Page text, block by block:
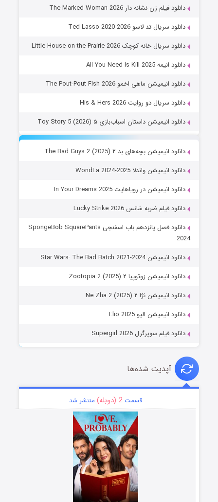
دانلود فیلم زن نشانه دار The Marked Woman 2026
دانلود سریال تد لاسو Ted Lasso 2020-2026
دانلود سریال خانه کوچک Little House on the Prairie 2026
دانلود انیمه All You Need Is Kill 2025
دانلود انیمیشن ماهی اخمو The Pout-Pout Fish 2026
دانلود سریال دو روایت His & Hers 2026
دانلود انیمیشن داستان اسباب‌بازی ۵ Toy Story 5 (2026)
دانلود انیمیشن بچه‌های بد ۲ The Bad Guys 2 (2025)
دانلود انیمیشن واندلا WondLa 2024-2025
دانلود انیمیشن در رویاهایت In Your Dreams 2025
دانلود فیلم ضربه شانس Lucky Strike 2026
دانلود فصل پانزدهم باب اسفنجی SpongeBob SquarePants
2024
دانلود انیمیشن Star Wars: The Bad Batch 2021-2024
دانلود انیمیشن زوتوپیا ۲ Zootopia 2 (2025)
دانلود انیمیشن نژا ۲ Ne Zha 2 (2025)
دانلود انیمیشن الیو Elio 2025
دانلود فیلم سوپرگرل Supergirl 2026
آپدیت شده‌ها
قسمت2 (دوبله) منتشر شد